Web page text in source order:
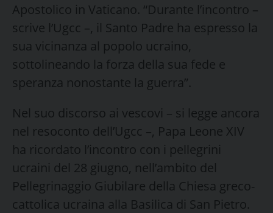
Apostolico in Vaticano. “Durante l’incontro –
scrive l’Ugcc –, il Santo Padre ha espresso la
sua vicinanza al popolo ucraino,
sottolineando la forza della sua fede e
speranza nonostante la guerra”.
Nel suo discorso ai vescovi – si legge ancora
nel resoconto dell’Ugcc –, Papa Leone XIV
ha ricordato l’incontro con i pellegrini
ucraini del 28 giugno, nell’ambito del
Pellegrinaggio Giubilare della Chiesa greco-
cattolica ucraina alla Basilica di San Pietro.